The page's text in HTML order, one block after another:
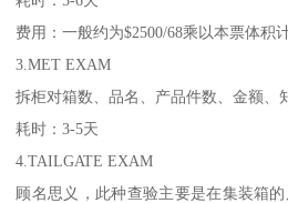
费用：一般约为$2500/68乘以本票体积计
3.MET EXAM
拆柜对箱数、品名、产品件数、金额、
耗时：3-5天
4.TAILGATE EXAM
顾名思义，此种查验主要是在集装箱